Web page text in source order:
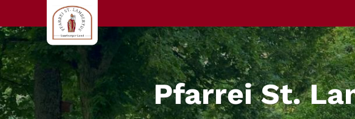
Zum Inhalt springen
Pfarrei St.